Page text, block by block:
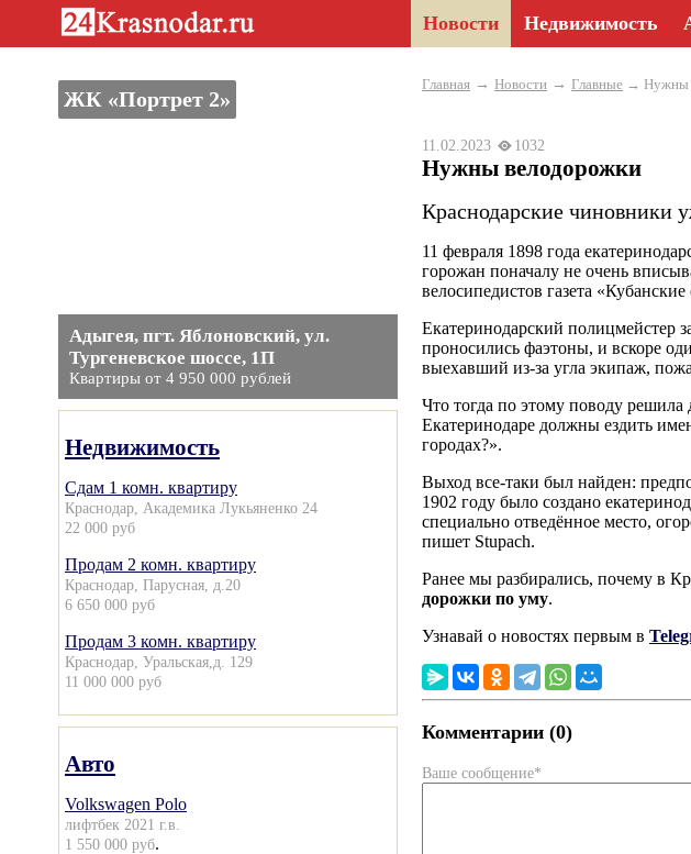
Новости Недвижимость
ЖК «Портрет 2»
Адыгея, пгт. Яблоновский, ул.
Тургеневское шоссе, 1П
Квартиры от 4 950 000 рублей
Недвижимость
Сдам 1 комн. квартиру
Краснодар, Академика Лукьяненко 24
22 000 руб
Продам 2 комн. квартиру
Краснодар, Парусная, д.20
6 650 000 руб
Продам 3 комн. квартиру
Краснодар, Уральская,д. 129
11 000 000 руб
Авто
Volkswagen Polo
лифтбек 2021 г.в.
1 550 000 руб.
Главная → Новости → Главные → Нужны
11.02.2023 1032
Нужны велодорожки
Краснодарские чиновники
11 февраля 1898 года
горожан поначалу не очень
велосипедистов газета
Екатеринодарский полицмейстер
проносились фаэтоны, и вскоре
выехавший из-за угла экипаж,
Что тогда по этому поводу
Екатеринодаре должны ездить
городах?».
Выход все-таки был найден:
1902 году было создано
специально отведённое место,
пишет Stupach.
Ранее мы разбирались, почему в
дорожки по уму.
Узнавай о новостях первым в
Комментарии (0)
Ваше сообщение*